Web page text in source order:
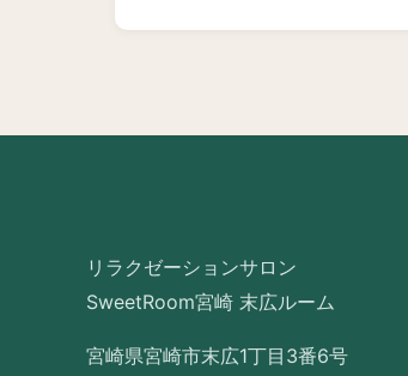
リラクゼーションサロン
SweetRoom宮崎 末広ルーム
宮崎県宮崎市末広1丁目3番6号